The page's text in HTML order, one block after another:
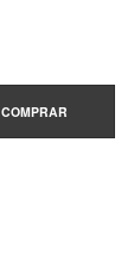
COMPRAR